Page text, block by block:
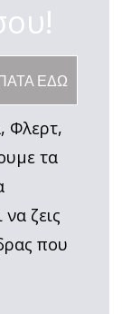
ΕΔΩ
Φλερτ,
τα
ζεις
που